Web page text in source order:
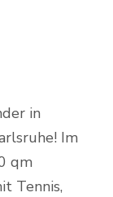
in
Im
qm
Tennis,